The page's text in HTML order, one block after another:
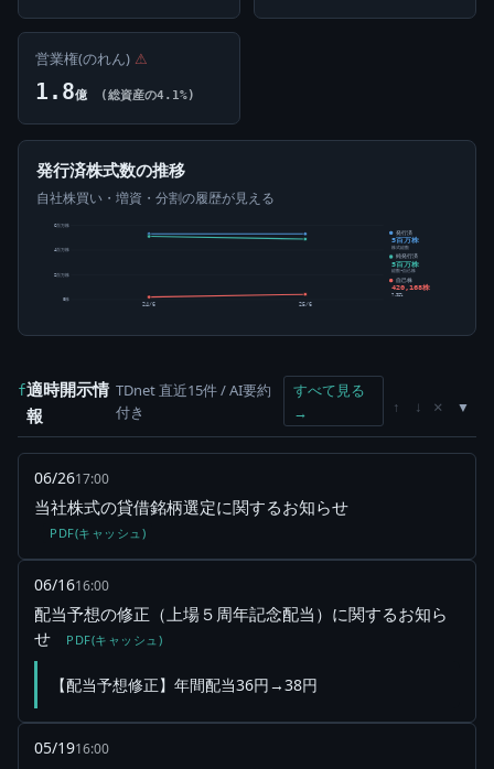
営業権(のれん) ⚠
1.8億 (総資産の4.1%)
発行済株式数の推移
自社株買い・増資・分割の履歴が見える
0株
2百万株
4百万株
6百万株
24/6 25/6
発行済
5百万株
株式総数
純発行済
5百万株
総数-自己株
自己株
420,168株
7.92%
f適時開示情
報
TDnet 直近15件 / AI要約
付き
すべて見る
→
↑ ↓ ×
06/2617:00
当社株式の貸借銘柄選定に関するお知らせ
PDF(キャッシュ)
06/1616:00
配当予想の修正（上場５周年記念配当）に関するお知ら
せ
PDF(キャッシュ)
【配当予想修正】年間配当36円→38円
05/1916:00